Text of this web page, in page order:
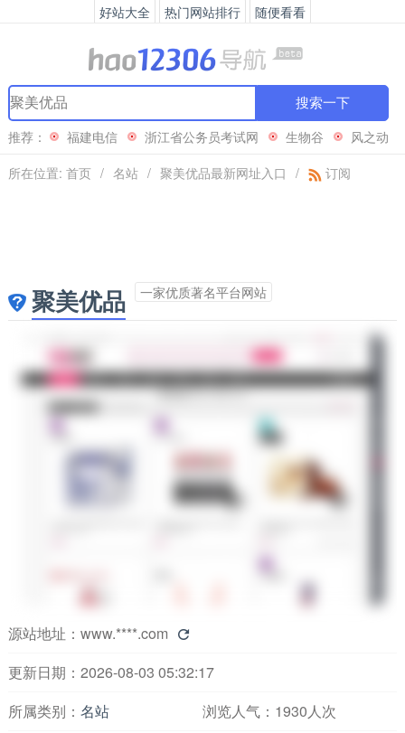
好站大全 热门网站排行 随便看看
搜索一下
推荐： 福建电信 浙江省公务员考试网 生物谷
风之动
所在位置: 首页 / 名站 / 聚美优品最新网址入口 / 订阅
聚美优品 一家优质著名平台网站
源站地址： www.****.com 
更新日期：2026-08-03 05:32:17
所属类别： 名站 浏览人气： 1930人次